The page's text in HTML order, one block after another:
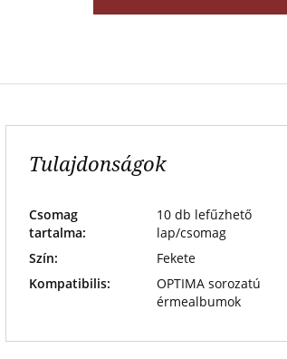
Tulajdonságok
Csomag
tartalma:
10 db lefűzhető
lap/csomag
Szín:
Fekete
Kompatibilis:
OPTIMA sorozatú
érmealbumok